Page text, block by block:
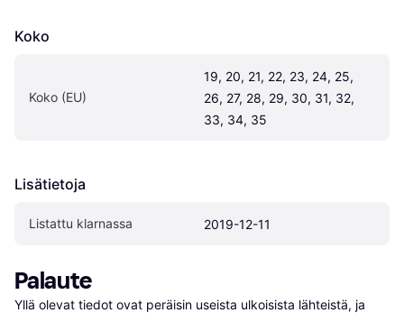
Koko
Koko (EU)
19, 20, 21, 22, 23, 24, 25,
26, 27, 28, 29, 30, 31, 32,
33, 34, 35
Lisätietoja
Listattu klarnassa 2019-12-11
Palaute
Yllä olevat tiedot ovat peräisin useista ulkoisista lähteistä, ja